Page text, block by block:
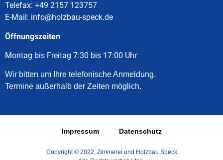
Telefax: +49 2157 123757
E-Mail: info@holzbau-speck.de
Öffnungszeiten
Montag bis Freitag 7:30 bis 17:00 Uhr
Wir bitten um Ihre telefonische Anmeldung.
Termine außerhalb der Zeiten möglich.
Impressum Datenschutz
Copyright © 2022, Zimmerei und Holzbau Speck